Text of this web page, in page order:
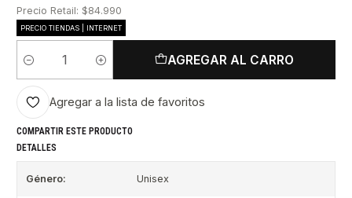
Precio Retail: $84.990
PRECIO TIENDAS | INTERNET
Cantidad
AGREGAR AL CARRO
Agregar a la lista de favoritos
COMPARTIR ESTE PRODUCTO
DETALLES
Género: Unisex